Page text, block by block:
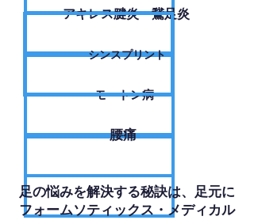
アキレス腱炎・鵞足炎
シンスプリント
モートン病
腰痛
足の悩みを解決する秘訣は、足元に
フォームソティックス・メディカル